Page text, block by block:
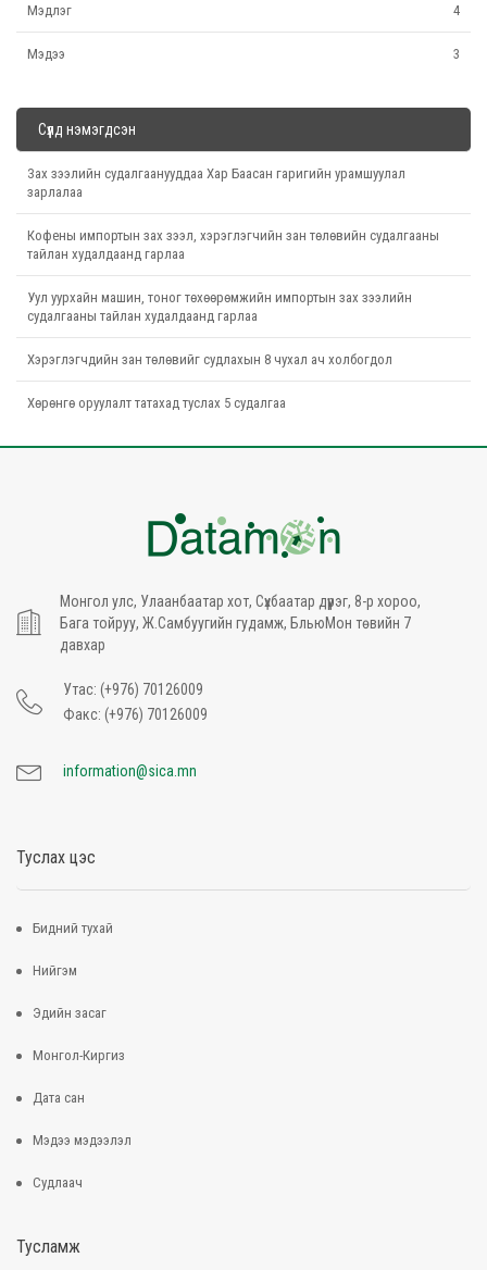
Мэдлэг 4
Мэдээ 3
Сүүлд нэмэгдсэн
Зах зээлийн судалгаанууддаа Хар Баасан гаригийн урамшуулал
зарлалаа
Кофены импортын зах зээл, хэрэглэгчийн зан төлөвийн судалгааны
тайлан худалдаанд гарлаа
Уул уурхайн машин, тоног төхөөрөмжийн импортын зах зээлийн
судалгааны тайлан худалдаанд гарлаа
Хэрэглэгчдийн зан төлөвийг судлахын 8 чухал ач холбогдол
Хөрөнгө оруулалт татахад туслах 5 судалгаа
Монгол улс, Улаанбаатар хот, Сүхбаатар дүүрэг, 8-р хороо,
Бага тойруу, Ж.Самбуугийн гудамж, БльюМон төвийн 7
давхар
Утас: (+976) 70126009
Факс: (+976) 70126009
information@sica.mn
Туслах цэс
Бидний тухай
Нийгэм
Эдийн засаг
Монгол-Киргиз
Дата сан
Мэдээ мэдээлэл
Судлаач
Тусламж